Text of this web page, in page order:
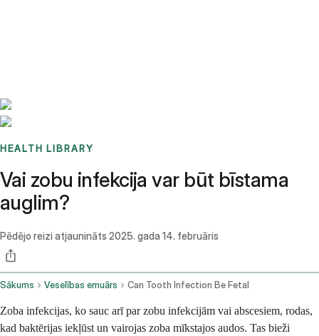
HEALTH LIBRARY
Vai zobu infekcija var būt bīstama
auglim?
Pēdējo reizi atjaunināts 2025. gada 14. februāris
Sākums Veselības emuārs Can Tooth Infection Be Fetal
Zoba infekcijas, ko sauc arī par zobu infekcijām vai abscesiem, rodas,
kad baktērijas iekļūst un vairojas zoba mīkstajos audos. Tas bieži